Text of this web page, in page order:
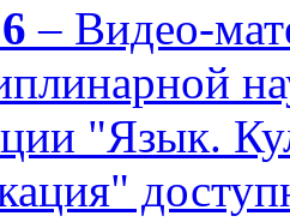
– Видео-
"Язык.